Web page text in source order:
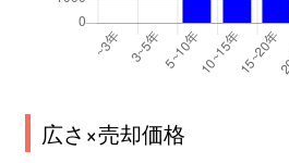
広さ×売却価格